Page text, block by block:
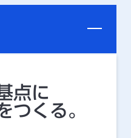
点に
つくる。